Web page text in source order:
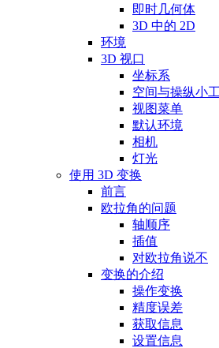
即时几何体
3D 中的 2D
环境
3D 视口
坐标系
空间与操纵小
视图菜单
默认环境
相机
灯光
使用 3D 变换
前言
欧拉角的问题
轴顺序
插值
对欧拉角说不
变换的介绍
操作变换
精度误差
获取信息
设置信息